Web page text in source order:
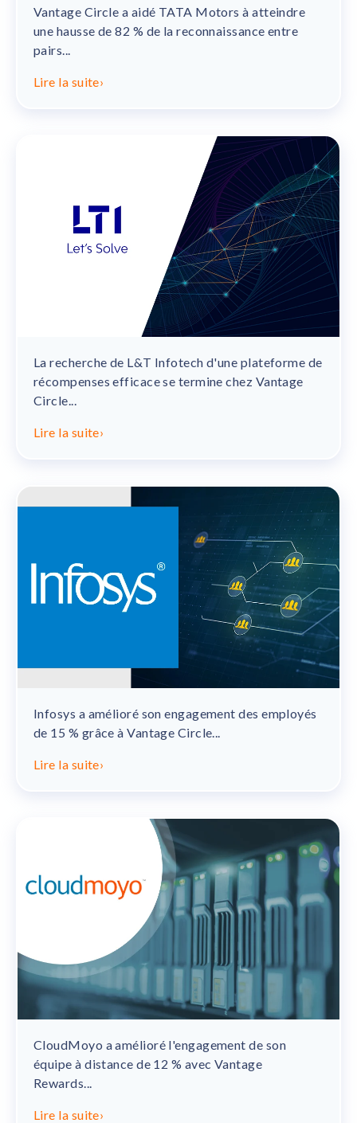
Vantage Circle a aidé TATA Motors à atteindre
une hausse de 82 % de la reconnaissance entre
pairs...
Lire la suite›
La recherche de L&T Infotech d'une plateforme de
récompenses efficace se termine chez Vantage
Circle...
Lire la suite›
Infosys a amélioré son engagement des employés
de 15 % grâce à Vantage Circle...
Lire la suite›
CloudMoyo a amélioré l'engagement de son
équipe à distance de 12 % avec Vantage
Rewards...
Lire la suite›